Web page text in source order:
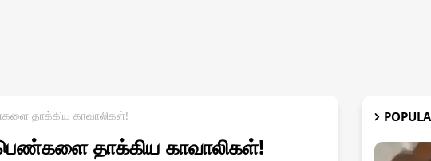
தாக்கிய காவாலிகள்!
தாக்கிய காவாலிகள்!